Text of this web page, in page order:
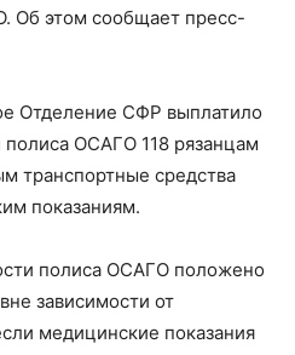
Об этом сообщает пресс-
Отделение СФР выплатило
ОСАГО 118 рязанцам
транспортные средства
показаниям.
полиса ОСАГО положено
зависимости от
медицинские показания